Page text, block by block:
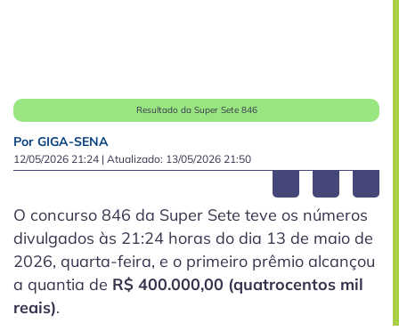
Resultado da Super Sete 846
Por GIGA-SENA
12/05/2026 21:24 | Atualizado: 13/05/2026 21:50
O concurso 846 da Super Sete teve os números
divulgados às 21:24 horas do dia 13 de maio de
2026, quarta-feira, e o primeiro prêmio alcançou
a quantia de R$ 400.000,00 (quatrocentos mil
reais).